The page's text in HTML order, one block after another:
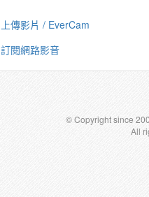
上傳影片 / EverCam
訂閱網路影音
© Copyright since
All